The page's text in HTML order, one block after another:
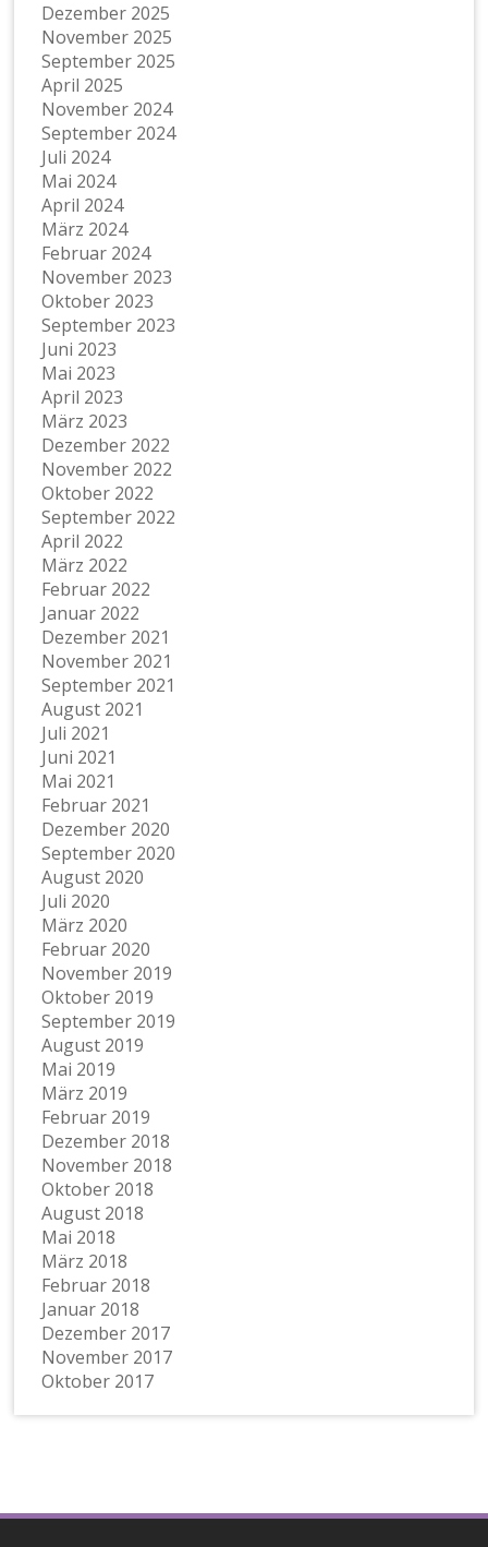
Dezember 2025
November 2025
September 2025
April 2025
November 2024
September 2024
Juli 2024
Mai 2024
April 2024
März 2024
Februar 2024
November 2023
Oktober 2023
September 2023
Juni 2023
Mai 2023
April 2023
März 2023
Dezember 2022
November 2022
Oktober 2022
September 2022
April 2022
März 2022
Februar 2022
Januar 2022
Dezember 2021
November 2021
September 2021
August 2021
Juli 2021
Juni 2021
Mai 2021
Februar 2021
Dezember 2020
September 2020
August 2020
Juli 2020
März 2020
Februar 2020
November 2019
Oktober 2019
September 2019
August 2019
Mai 2019
März 2019
Februar 2019
Dezember 2018
November 2018
Oktober 2018
August 2018
Mai 2018
März 2018
Februar 2018
Januar 2018
Dezember 2017
November 2017
Oktober 2017